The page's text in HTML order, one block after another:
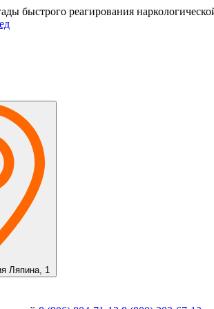
быстрого реагирования
Ляпина, 1